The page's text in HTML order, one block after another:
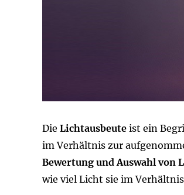
Die Lichtausbeute ist ein
im Verhältnis zur
Bewertung und Auswahl von
wie viel Licht sie im